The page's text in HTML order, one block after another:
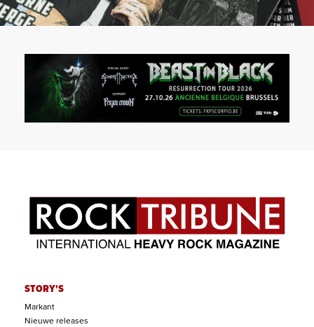
STORY'S
Markant
Nieuwe releases